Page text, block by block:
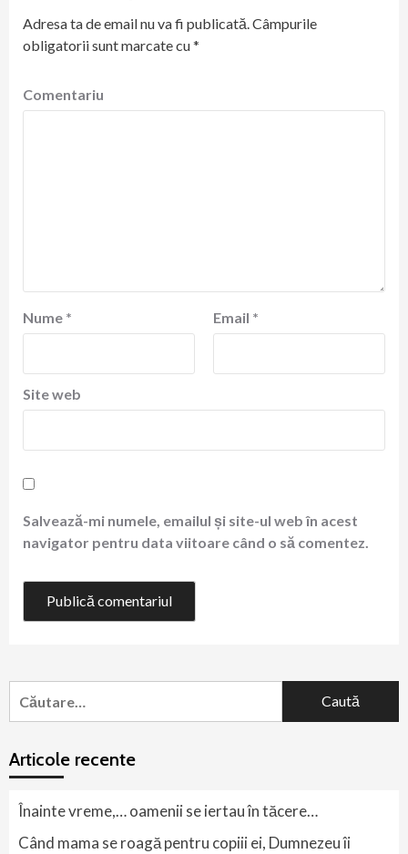
Adresa ta de email nu va fi publicată.Câmpurile
obligatorii sunt marcate cu*
Comentariu
Nume * Email *
Site web
Salvează-mi numele, emailul și site-ul web în acest
navigator pentru data viitoare când o să comentez.
după:
Articole recente
Înainte vreme,… oamenii se iertau în tăcere…
Când mama se roagă pentru copiii ei, Dumnezeu îi